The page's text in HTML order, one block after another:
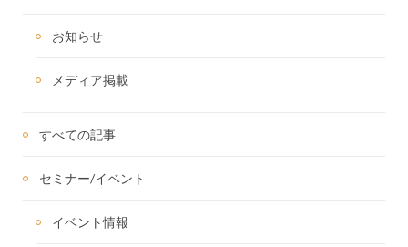
お知らせ
メディア掲載
すべての記事
セミナー/イベント
イベント情報